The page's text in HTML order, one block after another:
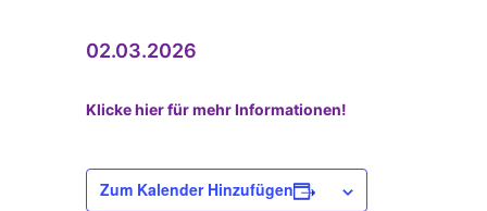
02.03.2026
Klicke hier für mehr Informationen!
Zum Kalender Hinzufügen